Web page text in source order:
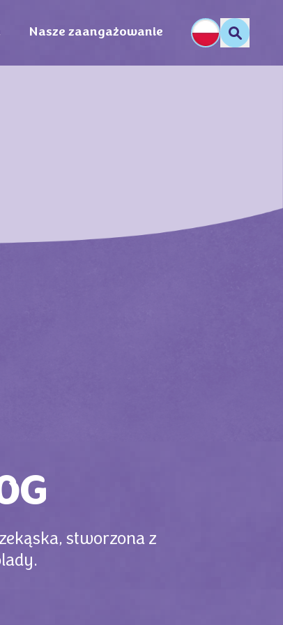
Nasze zaangażowanie
stworzona z